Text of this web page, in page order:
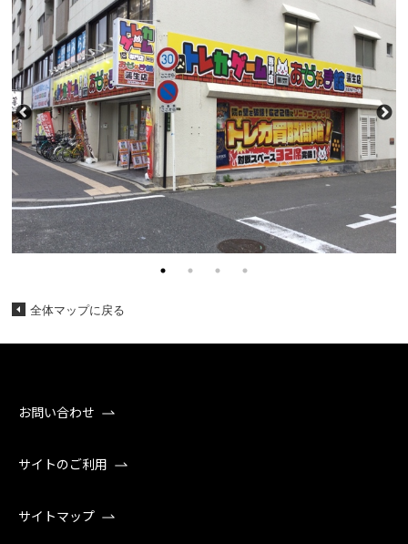
全体マップに戻る
お問い合わせ
サイトのご利用
サイトマップ